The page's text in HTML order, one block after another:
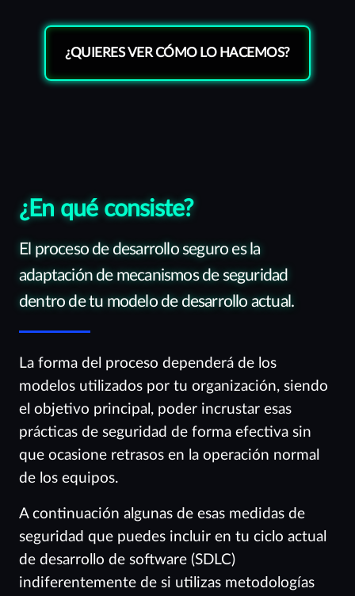
¿QUIERES VER CÓMO LO HACEMOS?
¿En qué consiste?
El proceso de desarrollo seguro es la
adaptación de mecanismos de seguridad
dentro de tu modelo de desarrollo actual.
La forma del proceso dependerá de los
modelos utilizados por tu organización, siendo
el objetivo principal, poder incrustar esas
prácticas de seguridad de forma efectiva sin
que ocasione retrasos en la operación normal
de los equipos.
A continuación algunas de esas medidas de
seguridad que puedes incluir en tu ciclo actual
de desarrollo de software (SDLC)
indiferentemente de si utilizas metodologías